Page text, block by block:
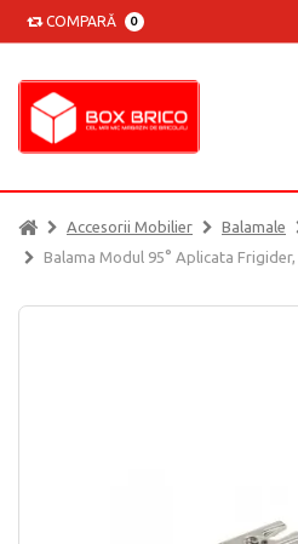
COMPARĂ 0
Accesorii Mobilier Balamale
Balama Modul 95° Aplicata